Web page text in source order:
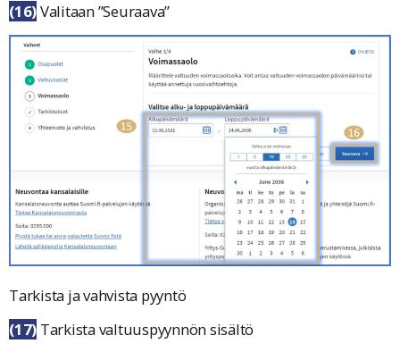
(16)Valitaan ”Seuraava”
Tarkista ja vahvista pyyntö
(17) Tarkista valtuuspyynnön sisältö